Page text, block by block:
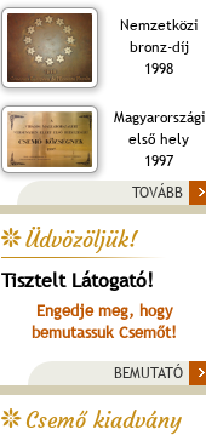
Nemzetközi
bronz-díj
1998
Magyarországi
első hely
1997
TOVÁBB
Üdvözöljük!
Tisztelt Látogató!
Engedje meg, hogy
bemutassuk Csemőt!
BEMUTATÓ
Csemő kiadvány